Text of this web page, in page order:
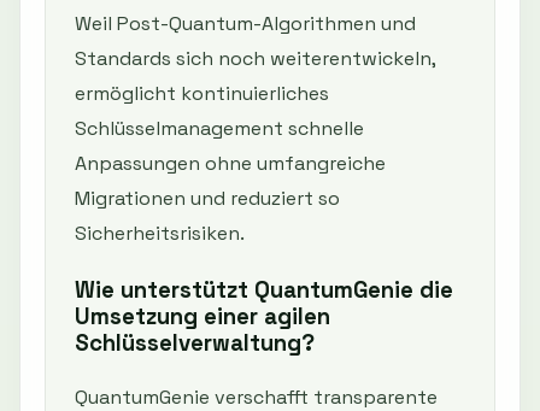
Weil Post-Quantum-Algorithmen und
Standards sich noch weiterentwickeln,
ermöglicht kontinuierliches
Schlüsselmanagement schnelle
Anpassungen ohne umfangreiche
Migrationen und reduziert so
Sicherheitsrisiken.
Wie unterstützt QuantumGenie die
Umsetzung einer agilen
Schlüsselverwaltung?
QuantumGenie verschafft transparente